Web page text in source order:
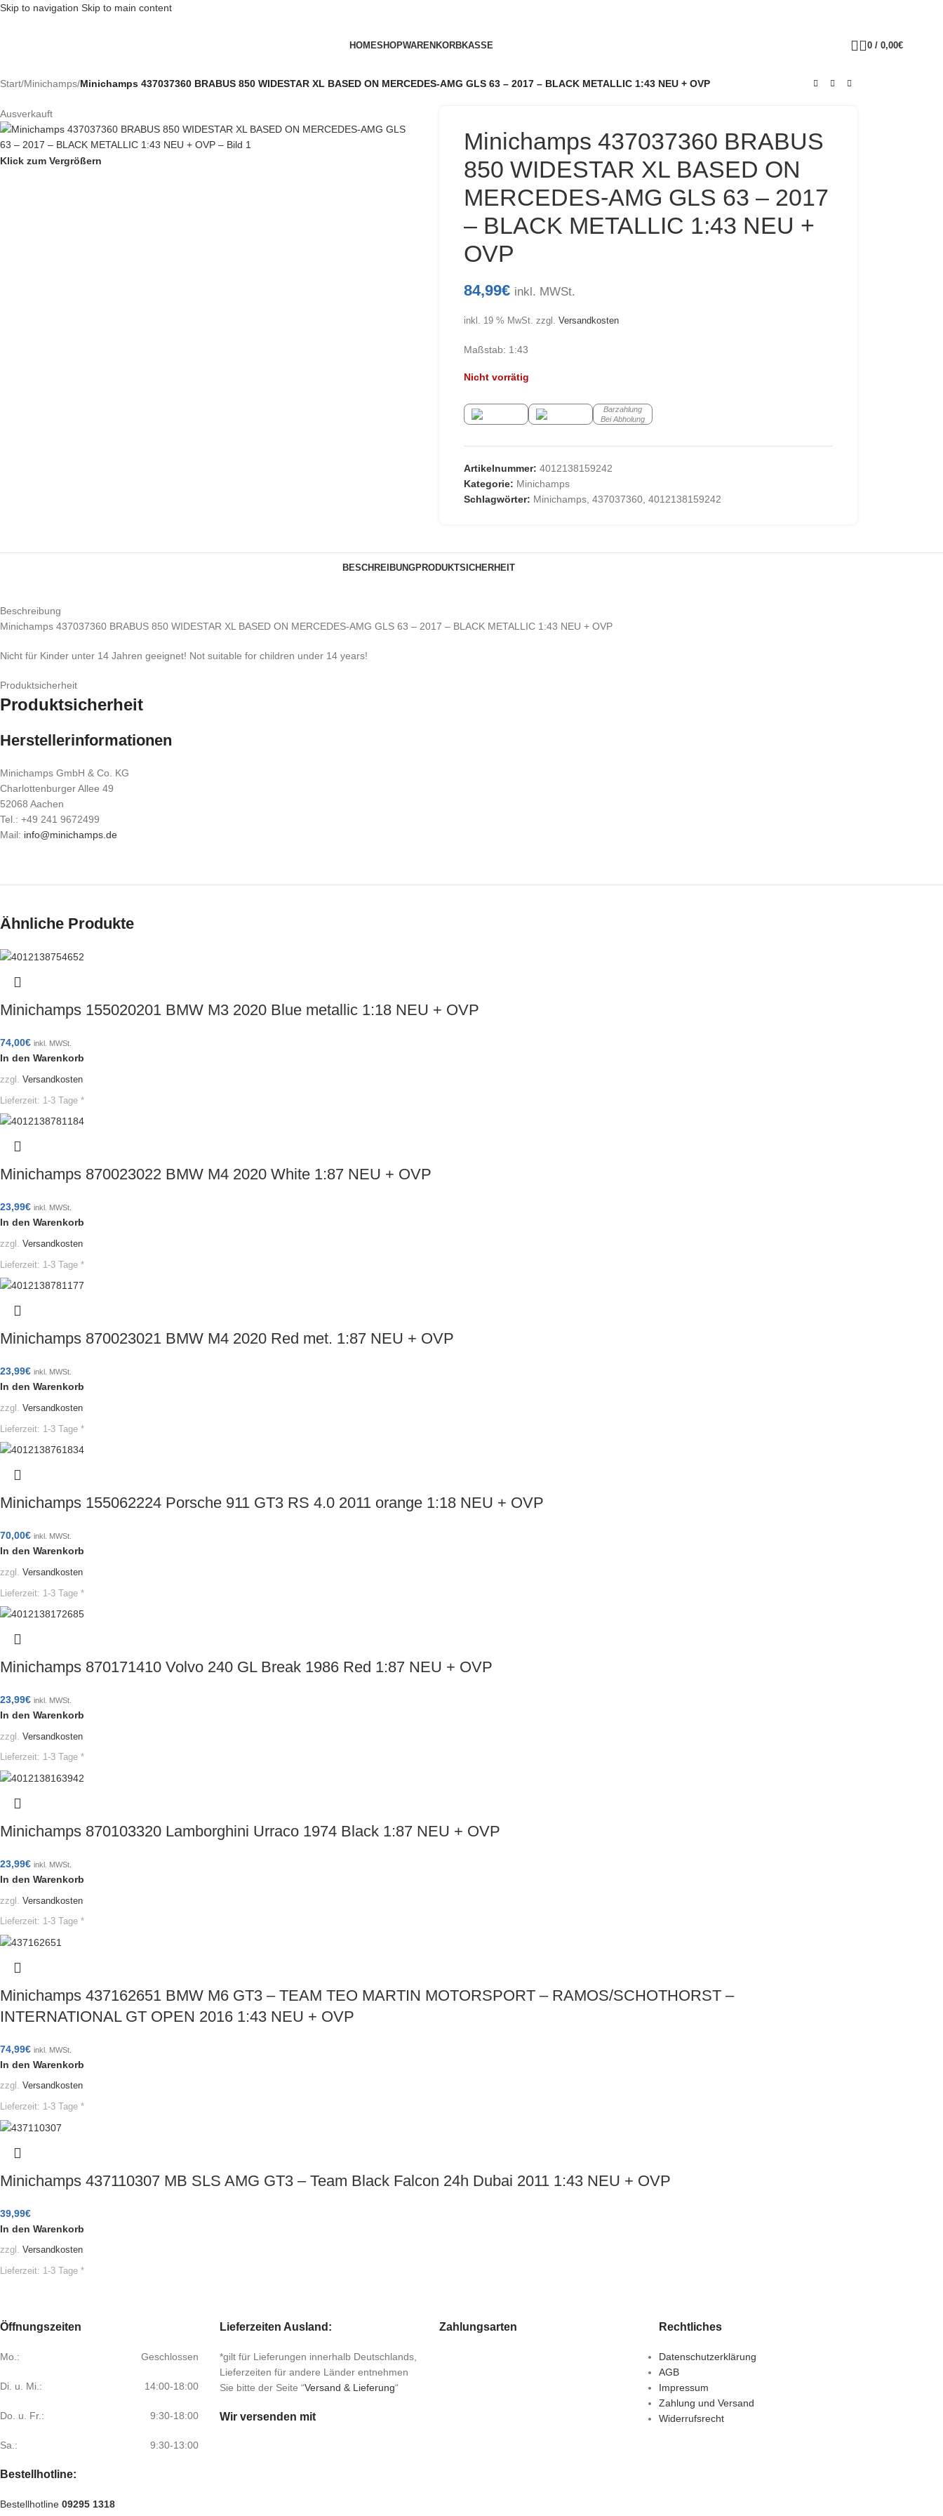
Skip to navigation Skip to main content
HOMESHOPWARENKORBKASSE 0 / 0,00€
Start/Minichamps/Minichamps 437037360 BRABUS 850 WIDESTAR XL BASED ON MERCEDES-AMG GLS 63 – 2017 – BLACK METALLIC 1:43 NEU + OVP
Ausverkauft
Klick zum Vergrößern
Minichamps 437037360 BRABUS
850 WIDESTAR XL BASED ON
MERCEDES-AMG GLS 63 – 2017
– BLACK METALLIC 1:43 NEU +
OVP
84,99€ inkl. MWSt.
inkl. 19 % MwSt. zzgl. Versandkosten
Maßstab: 1:43
Nicht vorrätig
Barzahlung
Bei Abholung
Artikelnummer: 4012138159242
Kategorie: Minichamps
Schlagwörter: Minichamps, 437037360, 4012138159242
BESCHREIBUNGPRODUKTSICHERHEIT
Beschreibung
Minichamps 437037360 BRABUS 850 WIDESTAR XL BASED ON MERCEDES-AMG GLS 63 – 2017 – BLACK METALLIC 1:43 NEU + OVP
Nicht für Kinder unter 14 Jahren geeignet! Not suitable for children under 14 years!
Produktsicherheit
Produktsicherheit
Herstellerinformationen
Minichamps GmbH & Co. KG
Charlottenburger Allee 49
52068 Aachen
Tel.: +49 241 9672499
Mail: info@minichamps.de
Ähnliche Produkte
Minichamps 155020201 BMW M3 2020 Blue metallic 1:18 NEU + OVP
74,00€ inkl. MWSt.
In den Warenkorb
zzgl. Versandkosten
Lieferzeit: 1-3 Tage *
Minichamps 870023022 BMW M4 2020 White 1:87 NEU + OVP
23,99€ inkl. MWSt.
In den Warenkorb
zzgl. Versandkosten
Lieferzeit: 1-3 Tage *
Minichamps 870023021 BMW M4 2020 Red met. 1:87 NEU + OVP
23,99€ inkl. MWSt.
In den Warenkorb
zzgl. Versandkosten
Lieferzeit: 1-3 Tage *
Minichamps 155062224 Porsche 911 GT3 RS 4.0 2011 orange 1:18 NEU + OVP
70,00€ inkl. MWSt.
In den Warenkorb
zzgl. Versandkosten
Lieferzeit: 1-3 Tage *
Minichamps 870171410 Volvo 240 GL Break 1986 Red 1:87 NEU + OVP
23,99€ inkl. MWSt.
In den Warenkorb
zzgl. Versandkosten
Lieferzeit: 1-3 Tage *
Minichamps 870103320 Lamborghini Urraco 1974 Black 1:87 NEU + OVP
23,99€ inkl. MWSt.
In den Warenkorb
zzgl. Versandkosten
Lieferzeit: 1-3 Tage *
Minichamps 437162651 BMW M6 GT3 – TEAM TEO MARTIN MOTORSPORT – RAMOS/SCHOTHORST –
INTERNATIONAL GT OPEN 2016 1:43 NEU + OVP
74,99€ inkl. MWSt.
In den Warenkorb
zzgl. Versandkosten
Lieferzeit: 1-3 Tage *
Minichamps 437110307 MB SLS AMG GT3 – Team Black Falcon 24h Dubai 2011 1:43 NEU + OVP
39,99€
In den Warenkorb
zzgl. Versandkosten
Lieferzeit: 1-3 Tage *
Öffnungszeiten
Mo.: Geschlossen
Di. u. Mi.: 14:00-18:00
Do. u. Fr.: 9:30-18:00
Sa.: 9:30-13:00
Bestellhotline:
Bestellhotline 09295 1318
Lieferzeiten Ausland:
*gilt für Lieferungen innerhalb Deutschlands,
Lieferzeiten für andere Länder entnehmen
Sie bitte der Seite “Versand & Lieferung“
Wir versenden mit
Zahlungsarten Rechtliches
Datenschutzerklärung
AGB
Impressum
Zahlung und Versand
Widerrufsrecht